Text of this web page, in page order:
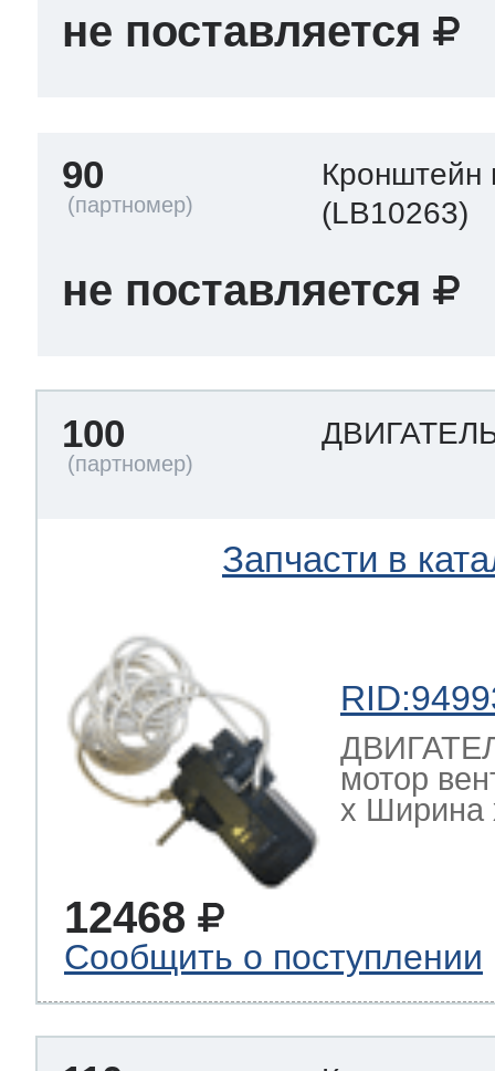
не поставляется
90
Кронштейн
(LB10263)
не поставляется
100
Запчасти в
мотор
х Ширина
12468
Сообщить о поступлении